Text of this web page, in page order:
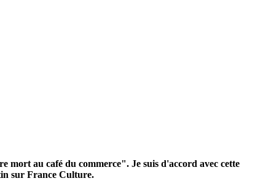
mort au café du commerce". Je suis d'accord avec cette
sur France Culture.